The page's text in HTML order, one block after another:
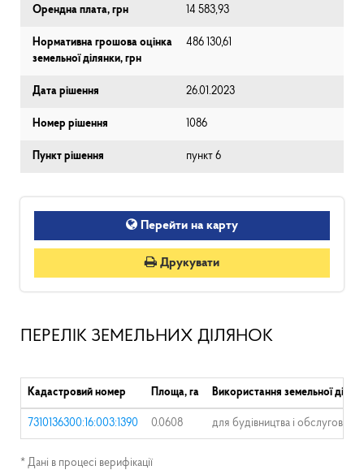
Орендна плата, грн 14 583,93
Нормативна грошова оцінка
земельної ділянки, грн
486 130,61
Дата рішення 26.01.2023
Номер рішення 1086
Пункт рішення пункт 6
Перейти на карту
Друкувати
ПЕРЕЛІК ЗЕМЕЛЬНИХ ДІЛЯНОК
Кадастровий номер Площа, га Використання земельної
7310136300:16:003:1390 0.0608 для будівництва і
* Дані в процесі верифікації